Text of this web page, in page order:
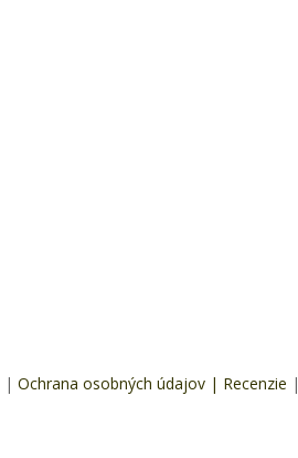
| Ochrana osobných údajov | Recenzie |